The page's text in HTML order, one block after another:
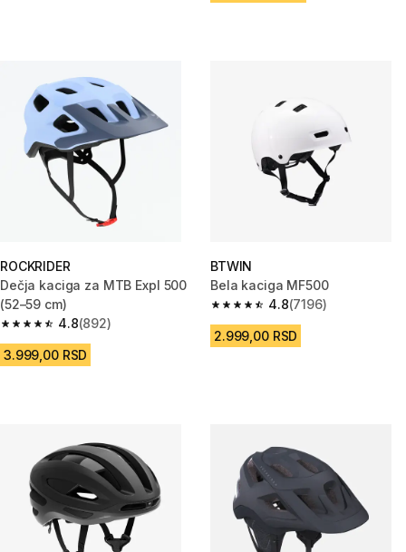
ROCKRIDER
Dečja kaciga za MTB Expl 500
(52–59 cm)
4.8
4.8 od 5 zvezdica from 892 Recenzije
(892)
3.999,00 RSD
BTWIN
Bela kaciga MF500
4.8
4.8 od 5 zvezdica from 7196
(7196)
2.999,00 RSD